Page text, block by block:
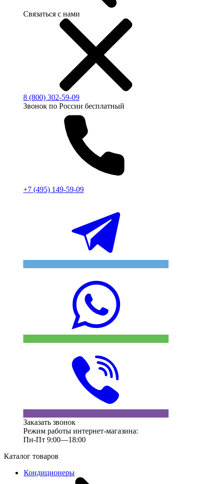
Связаться с нами
8 (800) 302-59-09
Звонок по России бесплатный
+7 (495) 149-59-09
Заказать звонок
Режим работы интернет-магазина:
Пн-Пт 9:00—18:00
Каталог товаров
Кондиционеры